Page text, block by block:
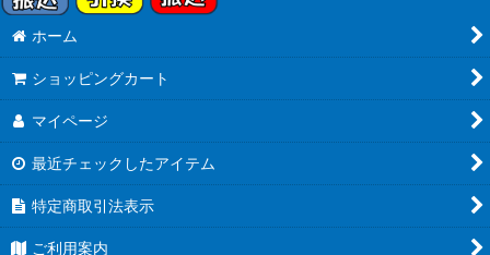
ホーム
ショッピングカート
マイページ
最近チェックしたアイテム
特定商取引法表示
ご利用案内